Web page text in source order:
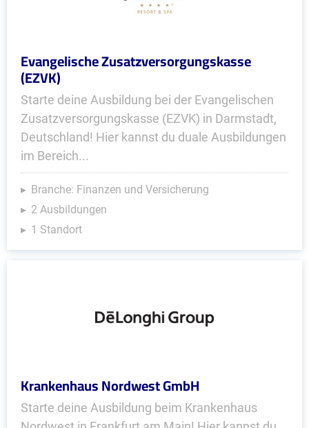
Evangelische Zusatzversorgungskasse
(EZVK)
Starte deine Ausbildung bei der Evangelischen
Zusatzversorgungskasse (EZVK) in Darmstadt,
Deutschland! Hier kannst du duale Ausbildungen
im Bereich...
Branche: Finanzen und Versicherung
2 Ausbildungen
1 Standort
Krankenhaus Nordwest GmbH
Starte deine Ausbildung beim Krankenhaus